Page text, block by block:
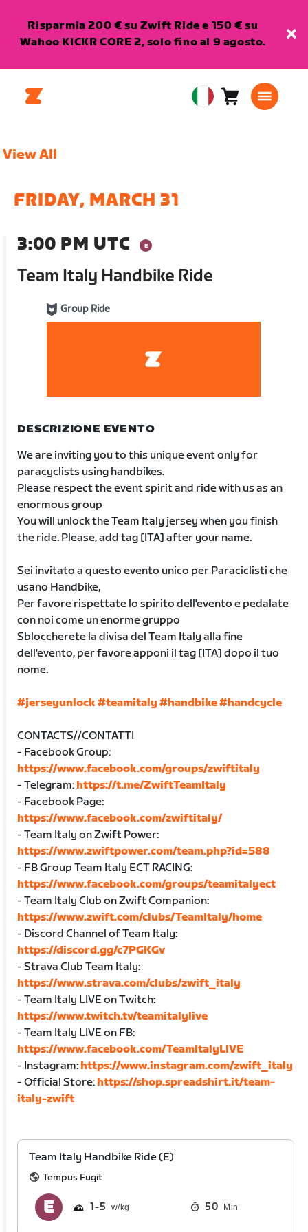
Risparmia 200 € su Zwift Ride e 150 € su
Wahoo KICKR CORE 2, solo fino al 9 agosto.
EuropeanCarrello0
View All
FRIDAY, MARCH 31
3:00 PM UTC
Team Italy Handbike Ride
Group Ride
DESCRIZIONE EVENTO
We are inviting you to this unique event only for
paracyclists using handbikes.
Please respect the event spirit and ride with us as an
enormous group
You will unlock the Team Italy jersey when you finish
the ride. Please, add tag [ITA] after your name.
Sei invitato a questo evento unico per Paraciclisti che
usano Handbike,
Per favore rispettate lo spirito dell'evento e pedalate
con noi come un enorme gruppo
Sbloccherete la divisa del Team Italy alla fine
dell'evento, per favore apponi il tag [ITA] dopo il tuo
nome.
#jerseyunlock #teamitaly #handbike#handcycle
CONTACTS//CONTATTI
- Facebook Group:
https://www.facebook.com/groups/zwiftitaly
- Telegram: https://t.me/ZwiftTeamItaly
- Facebook Page:
https://www.facebook.com/zwiftitaly/
- Team Italy on Zwift Power:
https://www.zwiftpower.com/team.php?id=588
- FB Group Team Italy ECT RACING:
https://www.facebook.com/groups/teamitalyect
- Team Italy Club on Zwift Companion:
https://www.zwift.com/clubs/TeamItaly/home
- Discord Channel of Team Italy:
https://discord.gg/c7PGKGv
- Strava Club Team Italy:
https://www.strava.com/clubs/zwift_italy
- Team Italy LIVE on Twitch:
https://www.twitch.tv/teamitalylive
- Team Italy LIVE on FB:
https://www.facebook.com/TeamItalyLIVE
- Instagram: https://www.instagram.com/zwift_italy
- Official Store: https://shop.spreadshirt.it/team-
italy-zwift
Team Italy Handbike Ride (E)
Tempus Fugit
1 5 50 Min